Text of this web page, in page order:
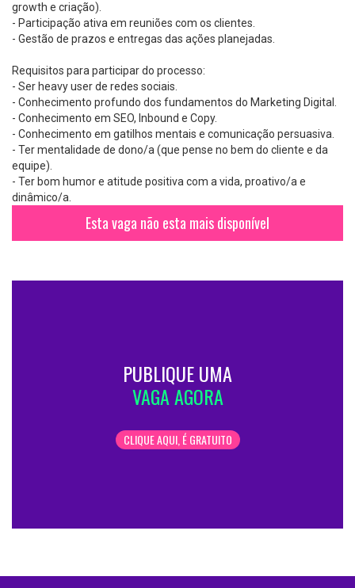
growth e criação).
- Participação ativa em reuniões com os clientes.
- Gestão de prazos e entregas das ações planejadas.
Requisitos para participar do processo:
- Ser heavy user de redes sociais.
- Conhecimento profundo dos fundamentos do Marketing Digital.
- Conhecimento em SEO, Inbound e Copy.
- Conhecimento em gatilhos mentais e comunicação persuasiva.
- Ter mentalidade de dono/a (que pense no bem do cliente e da
equipe).
- Ter bom humor e atitude positiva com a vida, proativo/a e
dinâmico/a.
Esta vaga não esta mais disponível
PUBLIQUE UMA
VAGA AGORA
CLIQUE AQUI, É GRATUITO